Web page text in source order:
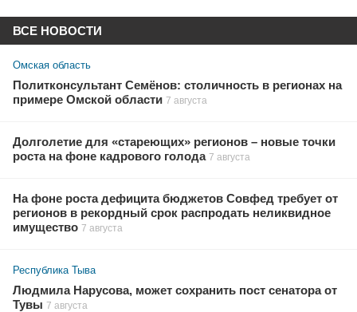
ВСЕ НОВОСТИ
Омская область
Политконсультант Семёнов: столичность в регионах на
примере Омской области 7 августа
Долголетие для «стареющих» регионов – новые точки
роста на фоне кадрового голода 7 августа
На фоне роста дефицита бюджетов Совфед требует от
регионов в рекордный срок распродать неликвидное
имущество 7 августа
Республика Тыва
Людмила Нарусова, может сохранить пост сенатора от
Тувы 7 августа